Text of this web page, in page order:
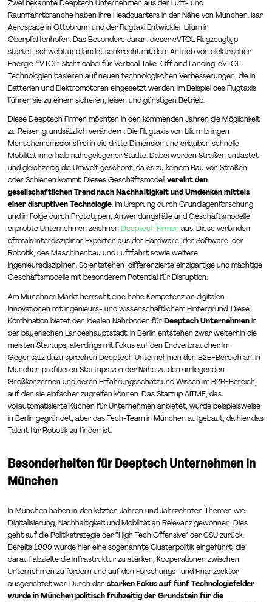
Zwei bekannte Deeptech Unternehmen aus der Luft- und
Raumfahrtbranche haben ihre Headquarters in der Nähe von München. Isar
Aerospace in Ottobrunn und der Flugtaxi Entwickler Lilium in
Oberpfaffenhofen. Das Besondere daran: dieser eVTOL Flugzeugtyp
startet, schwebt und landet senkrecht mit dem Antrieb von elektrischer
Energie. “VTOL” steht dabei für Vertical Take-Off and Landing. eVTOL-
Technologien basieren auf neuen technologischen Verbesserungen, die in
Batterien und Elektromotoren eingesetzt werden. Im Beispiel des Flugtaxis
führen sie zu einem sicheren, leisen und günstigen Betrieb.
Diese Deeptech Firmen möchten in den kommenden Jahren die Möglichkeit
zu Reisen grundsätzlich verändern. Die Flugtaxis von Lilium bringen
Menschen emssionsfrei in die dritte Dimension und erlauben schnelle
Mobilität innerhalb nahegelegener Städte. Dabei werden Straßen entlastet
und gleichzeitig die Umwelt geschont, da es zu keinem Bau von Straßen
oder Schienen kommt. Dieses Geschäftsmodell vereint den
gesellschaftlichen Trend nach Nachhaltigkeit und Umdenken mittels
einer disruptiven Technologie. Im Ursprung durch Grundlagenforschung
und in Folge durch Prototypen, Anwendungsfälle und Geschäftsmodelle
erprobte Unternehmen zeichnenDeeptech Firmen aus. Diese verbinden
oftmals interdisziplinär Experten aus der Hardware, der Software, der
Robotik, des Maschinenbau und Luftfahrt sowie weitere
Ingenieursdisziplinen. So entstehen differenzierte einzigartige und mächtige
Geschäftsmodelle mit besonderem Potential für Disruption.
Am Münchner Markt herrscht eine hohe Kompetenz an digitalen
Innovationen mit ingenieurs- und wissenschaftlichem Hintergrund. Diese
Kombination bietet den idealen Nährboden fürDeeptech Unternehmenin
der bayerischen Landeshauptstadt. In Berlin entstehen zwar weiterhin die
meisten Startups, allerdings mit Fokus auf den Endverbraucher. Im
Gegensatz dazu sprechen Deeptech Unternehmen den B2B-Bereich an. In
München profitieren Startups von der Nähe zu den umliegenden
Großkonzernen und deren Erfahrungsschatz und Wissen im B2B-Bereich,
auf den sie einfacher zugreifen können. Das Startup AITME, das
vollautomatisierte Küchen für Unternehmen anbietet, wurde beispielsweise
in Berlin gegründet, aber das Tech-Team in München aufgebaut, da hier das
Talent für Robotik zu finden ist.
Besonderheiten für Deeptech Unternehmen in
München
In München haben in den letzten Jahren und Jahrzehnten Themen wie
Digitalisierung, Nachhaltigkeit und Mobilität an Relevanz gewonnen. Dies
geht auf die Politikstrategie der “High Tech Offensive” der CSU zurück.
Bereits 1999 wurde hier eine sogenannte Clusterpolitik eingeführt, die
darauf abzielte die Infrastruktur zu stärken, Kooperationen zwischen
Unternehmen zu fördern und auf den Forschungs- und Finanzsektor
ausgerichtet war. Durch denstarken Fokus auf fünf Technologiefelder
wurde in München politisch frühzeitig der Grundstein für die